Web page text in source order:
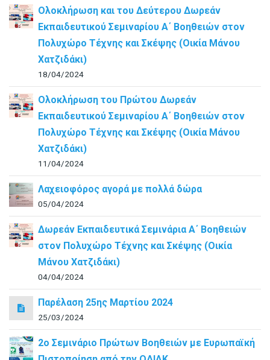
Ολοκλήρωση και του Δεύτερου Δωρεάν
Εκπαιδευτικού Σεμιναρίου Α΄ Βοηθειών στον
Πολυχώρο Τέχνης και Σκέψης (Οικία Μάνου
Χατζιδάκι)
18/04/2024
Ολοκλήρωση του Πρώτου Δωρεάν
Εκπαιδευτικού Σεμιναρίου Α΄ Βοηθειών στον
Πολυχώρο Τέχνης και Σκέψης (Οικία Μάνου
Χατζιδάκι)
11/04/2024
Λαχειοφόρος αγορά με πολλά δώρα
05/04/2024
Δωρεάν Εκπαιδευτικά Σεμινάρια Α΄ Βοηθειών
στον Πολυχώρο Τέχνης και Σκέψης (Οικία
Μάνου Χατζιδάκι)
04/04/2024
Παρέλαση 25ης Μαρτίου 2024
25/03/2024
2ο Σεμινάριο Πρώτων Βοηθειών με Ευρωπαϊκή